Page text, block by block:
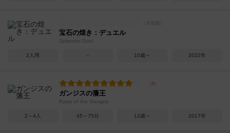
宝石の煌き：デュエル
Splendor Duel
2人用 － 10歳～ 2022年
ガンジスの藩王
Rajas of the Ganges
2～4人 45～75分 12歳～ 2017年